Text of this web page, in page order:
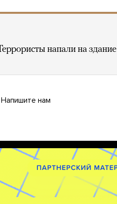
напали на здание
Напишите нам